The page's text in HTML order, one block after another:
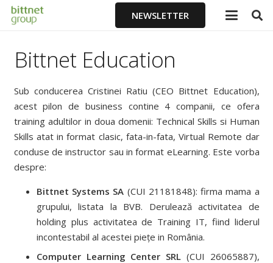
NEWSLETTER
Bittnet Education
Sub conducerea Cristinei Ratiu (CEO Bittnet Education),
acest pilon de business contine 4 companii, ce ofera
training adultilor in doua domenii: Technical Skills si Human
Skills atat in format clasic, fata-in-fata, Virtual Remote dar
conduse de instructor sau in format eLearning. Este vorba
despre:
Bittnet Systems SA (CUI 21181848): firma mama a
grupului, listata la BVB. Derulează activitatea de
holding plus activitatea de Training IT, fiind liderul
incontestabil al acestei piețe in România.
Computer Learning Center SRL (CUI 26065887),